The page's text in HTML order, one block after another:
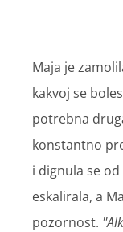
Maja je
kakvoj se
potrebna
konstantno
i dignula se
eskalirala, a
pozornost.